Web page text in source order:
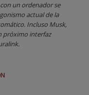
un ordenador se
actual de la
Incluso Musk,
próximo interfaz